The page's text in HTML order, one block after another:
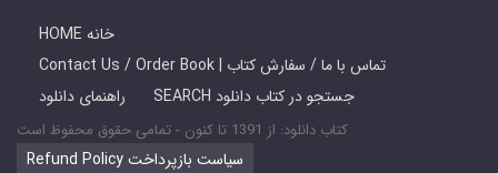
HOME خانه
Contact Us / Order Book | تماس با ما / سفارش کتاب
راهنمای دانلود
SEARCH جستجو در کتاب دانلود
کتاب دانلود: از 1391 تا کنون - تمامی حقوق محفوظ است
Refund Policy سیاست بازپرداخت